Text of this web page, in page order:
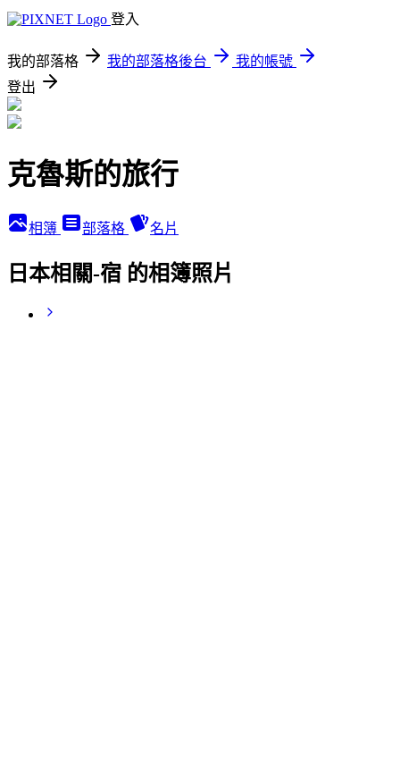
登入
我的部落格 我的部落格後台
我的帳號
登出
克魯斯的旅行
相簿 部落格 名片
日本相關-宿 的相簿照片